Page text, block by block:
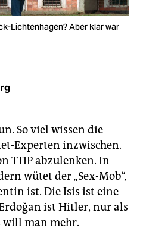
Lichtenhagen? Aber klar war
So viel wissen die
Experten inzwischen.
TTIP abzulenken. In
wütet der „Sex-Mob“,
ist. Die Isis ist eine
ist Hitler, nur als
will man mehr.